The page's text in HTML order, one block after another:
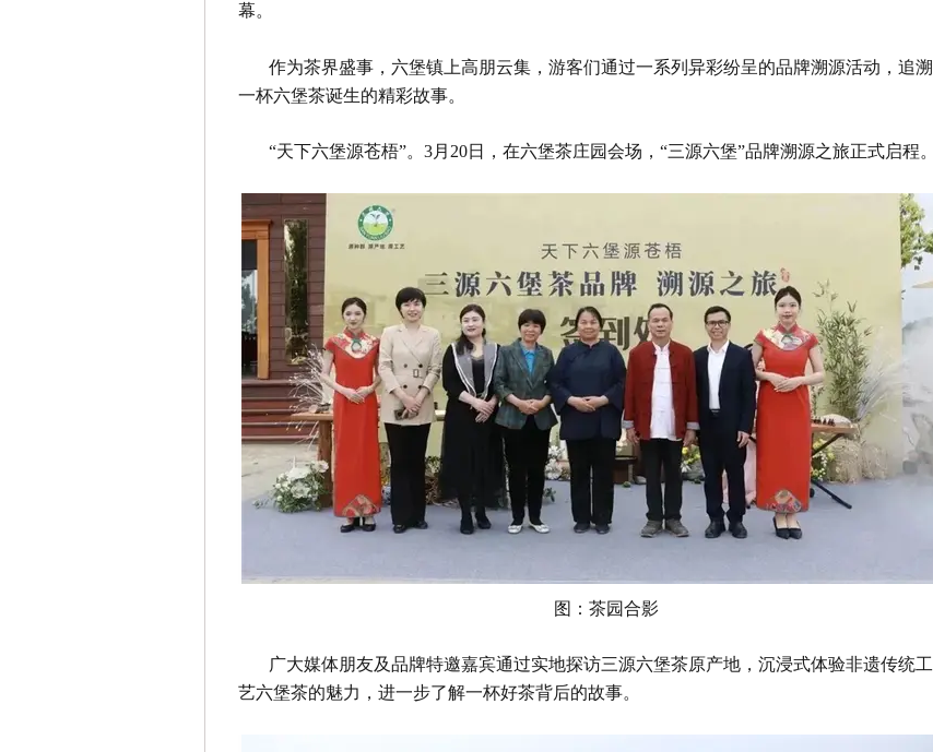
幕。
作为茶界盛事，六堡镇上高朋云集，游客们通过一系列异彩纷呈的品牌溯源活动，追溯
一杯六堡茶诞生的精彩故事。
“天下六堡源苍梧”。3月20日，在六堡茶庄园会场，“三源六堡”品牌溯源之旅正式启程。
图：茶园合影
广大媒体朋友及品牌特邀嘉宾通过实地探访三源六堡茶原产地，沉浸式体验非遗传统工
艺六堡茶的魅力，进一步了解一杯好茶背后的故事。